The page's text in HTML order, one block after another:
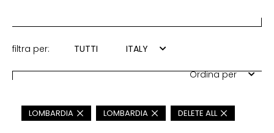
filtra per: TUTTI ITALY
Ordina per
LOMBARDIA LOMBARDIA DELETE ALL